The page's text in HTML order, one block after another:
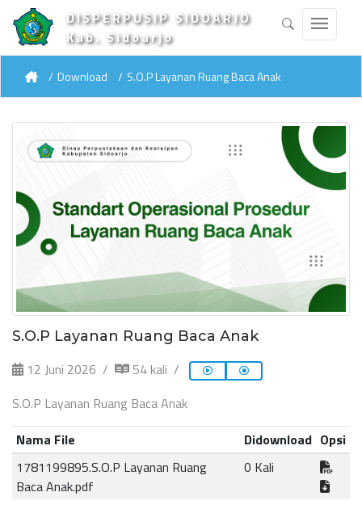
DISPERPUSIP SIDOARJO
Kab. Sidoarjo
Download S.O.P Layanan Ruang Baca Anak
S.O.P Layanan Ruang Baca Anak
12 Juni 2026
54 kali
S.O.P Layanan Ruang Baca Anak
Nama File
Didownload Opsi
1781199895.S.O.P Layanan Ruang
Baca Anak.pdf
0 Kali